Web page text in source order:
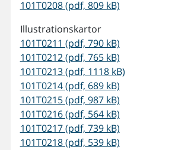
101T0208 (pdf, 809 kB)
Illustrationskartor
101T0211 (pdf, 790 kB)
101T0212 (pdf, 765 kB)
101T0213 (pdf, 1118 kB)
101T0214 (pdf, 689 kB)
101T0215 (pdf, 987 kB)
101T0216 (pdf, 564 kB)
101T0217 (pdf, 739 kB)
101T0218 (pdf, 539 kB)